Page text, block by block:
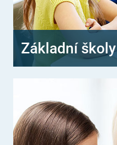
Základní školy